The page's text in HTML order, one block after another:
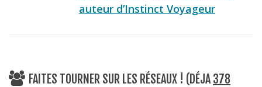
auteur d’Instinct Voyageur
FAITES TOURNER SUR LES RÉSEAUX ! (DÉJA 378